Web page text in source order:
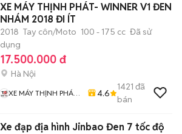
XE MÁY THỊNH PHÁT- WINNER V1 ĐEN
NHÁM 2018 ĐI ÍT
2018 Tay côn/Moto 100 - 175 cc Đã sử
dụng
17.500.000 đ
Hà Nội
XE MÁY THỊNH PHÁT
4.6
1421 đã
bán
Xe đạp địa hình Jinbao Đen 7 tốc độ